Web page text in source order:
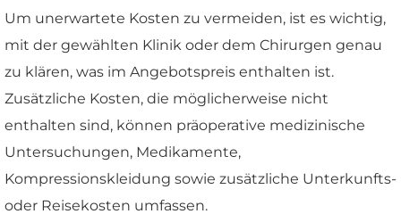
Um unerwartete Kosten zu vermeiden, ist es wichtig,
mit der gewählten Klinik oder dem Chirurgen genau
zu klären, was im Angebotspreis enthalten ist.
Zusätzliche Kosten, die möglicherweise nicht
enthalten sind, können präoperative medizinische
Untersuchungen, Medikamente,
Kompressionskleidung sowie zusätzliche Unterkunfts-
oder Reisekosten umfassen.